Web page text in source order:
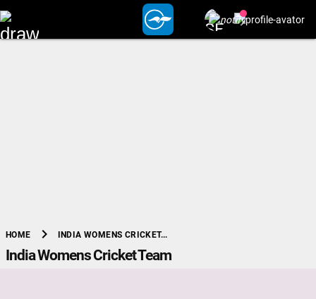
HOME chevron_right INDIA WOMENS CRICKET...
India Womens Cricket Team